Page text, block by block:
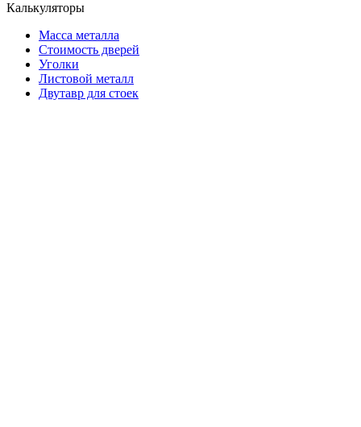
Калькуляторы
Масса металла
Стоимость дверей
Уголки
Листовой металл
Двутавр для стоек